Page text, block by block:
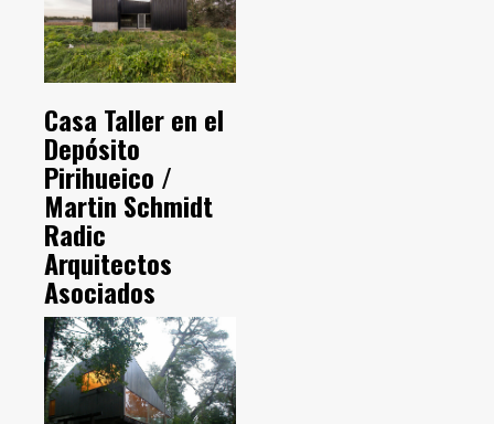
Casa Taller en el
Depósito
Pirihueico /
Martin Schmidt
Radic
Arquitectos
Asociados